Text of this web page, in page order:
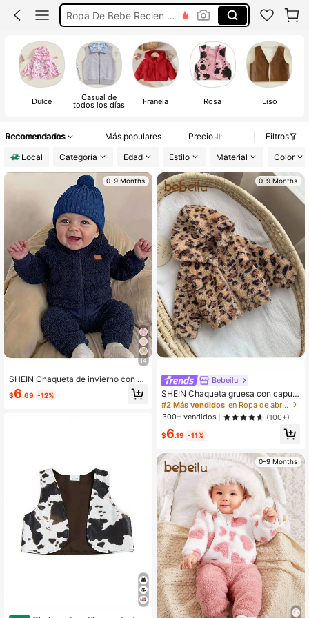
Ropa De Invierno Para Niña
Ropa De Bebe Niña
Ropa Para Recién Nacidos Niña
Dulce Casual de
todos los días Franela Rosa Liso
Recomendados Más populares Precio
Filtros
Local
Categoría Edad Estilo Material Color
0-9 Months
14
SHEIN Chaqueta de invierno con ca
pucha y manga larga para bebé niñ
o, forro térmico grueso
$6.69 -12%
0-9 Months
Bebeilu
SHEIN Chaqueta gruesa con capuc
ha para bebé recién nacida, con dis
eño de corazón esponjoso de unico
lor, para otoño/invierno
#2 Más vendidos
en Ropa de abrigo para bebé recién nacido
300+ vendidos
(100+)
$6.19 -11%
0-9 Months